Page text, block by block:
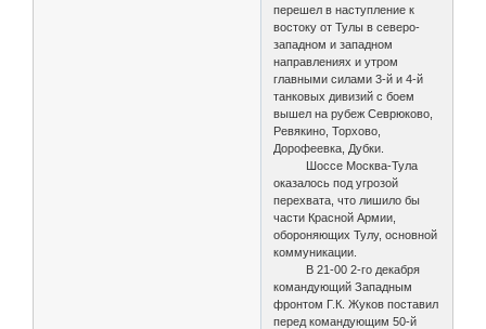
перешел в наступление к
востоку от Тулы в северо-
западном и западном
направлениях и утром
главными силами 3-й и 4-й
танковых дивизий с боем
вышел на рубеж Севрюково,
Ревякино, Торхово,
Дорофеевка, Дубки.
Шоссе Москва-Тула
оказалось под угрозой
перехвата, что лишило бы
части Красной Армии,
обороняющих Тулу, основной
коммуникации.
В 21-00 2-го декабря
командующий Западным
фронтом Г.К. Жуков поставил
перед командующим 50-й